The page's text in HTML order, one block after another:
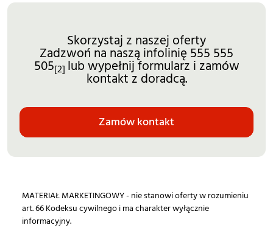
Skorzystaj z naszej oferty
Zadzwoń na naszą infolinię 555 555
505[2] lub wypełnij formularz i zamów
kontakt z doradcą.
Zamów kontakt
MATERIAŁ MARKETINGOWY - nie stanowi oferty w rozumieniu
art. 66 Kodeksu cywilnego i ma charakter wyłącznie
informacyjny.